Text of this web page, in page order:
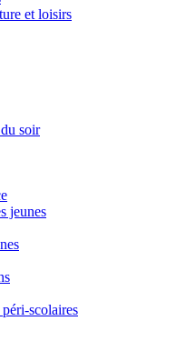
et loisirs
soir
jeunes
scolaires